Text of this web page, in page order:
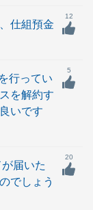
仕組預金
12
行ってい
を解約す
いです
5
届いた
でしょう
20